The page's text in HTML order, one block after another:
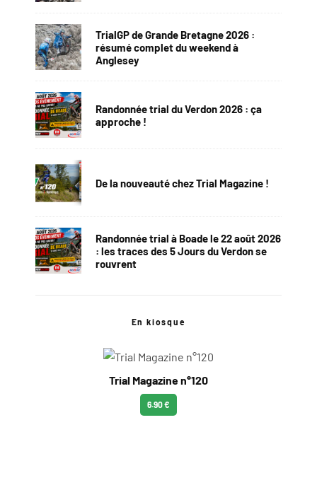
TrialGP de Grande Bretagne 2026 :
résumé complet du weekend à
Anglesey
Randonnée trial du Verdon 2026 : ça
approche !
De la nouveauté chez Trial Magazine !
Randonnée trial à Boade le 22 août 2026
: les traces des 5 Jours du Verdon se
rouvrent
En kiosque
Trial Magazine n°120
6.90 €